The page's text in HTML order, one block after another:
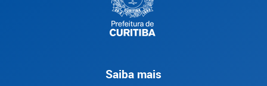
Saiba mais